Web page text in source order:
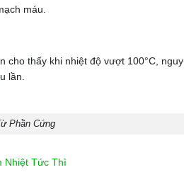
máu.
cho thấy khi nhiệt độ vượt 100°C, nguy
lần.
Phần Cứng
Nhiệt Tức Thì